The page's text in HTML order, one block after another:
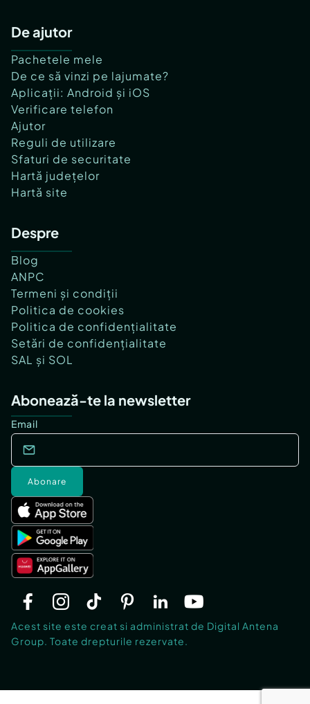
De ajutor
Pachetele mele
De ce să vinzi pe lajumate?
Aplicații: Android și iOS
Verificare telefon
Ajutor
Reguli de utilizare
Sfaturi de securitate
Hartă județelor
Hartă site
Despre
Blog
ANPC
Termeni și condiții
Politica de cookies
Politica de confidențialitate
Setări de confidențialitate
SAL și SOL
Abonează-te la newsletter
Email
Abonare
Acest site este creat si administrat de Digital Antena
Group. Toate drepturile rezervate.